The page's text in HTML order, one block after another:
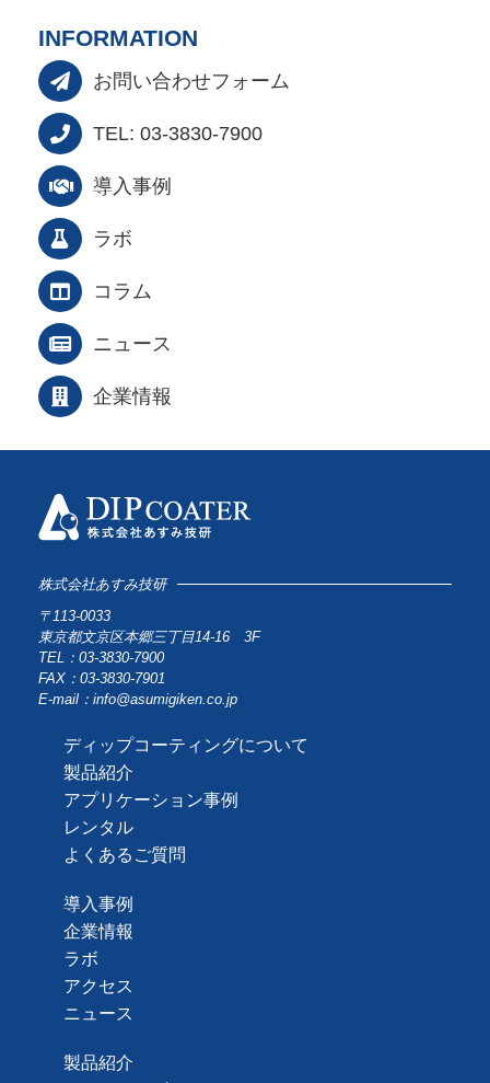
INFORMATION
お問い合わせフォーム
TEL: 03-3830-7900
導入事例
ラボ
コラム
ニュース
企業情報
株式会社あすみ技研
〒113-0033
東京都文京区本郷三丁目14-16 3F
TEL：03-3830-7900
FAX：03-3830-7901
E-mail：info@asumigiken.co.jp
ディップコーティングについて
製品紹介
アプリケーション事例
レンタル
よくあるご質問
導入事例
企業情報
ラボ
アクセス
ニュース
製品紹介